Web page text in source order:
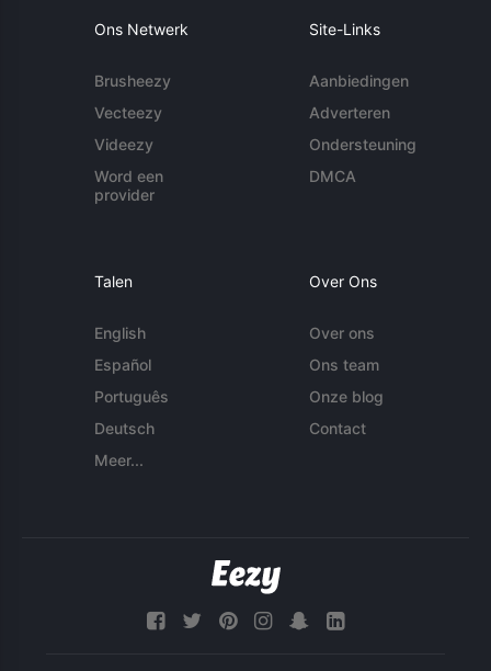
Ons Netwerk
Brusheezy
Vecteezy
Videezy
Word een
provider
Site-Links
Aanbiedingen
Adverteren
Ondersteuning
DMCA
Talen
English
Español
Português
Deutsch
Meer...
Over Ons
Over ons
Ons team
Onze blog
Contact